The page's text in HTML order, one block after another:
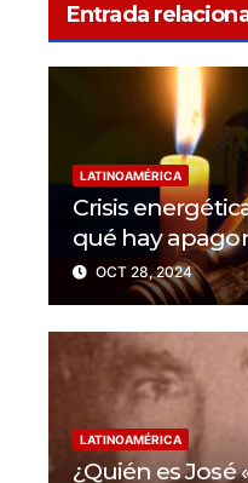
Entrada
LATINOAMÉRICA
Crisis
qué hay
horas al día?
OCT 28, 2024
LATINOAMÉRICA
¿Quién es José